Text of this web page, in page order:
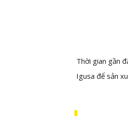
Thời gian gần
Igusa để sản